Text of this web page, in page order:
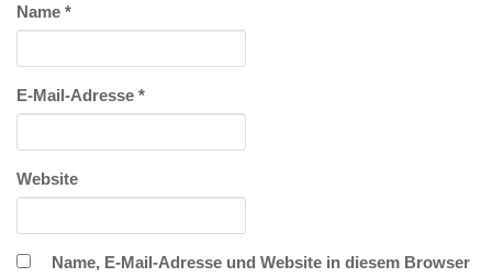
Name *
E-Mail-Adresse *
Website
Name, E-Mail-Adresse und Website in diesem Browser